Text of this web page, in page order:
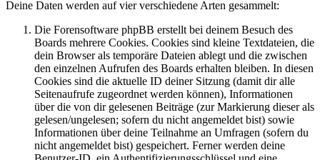
Deine Daten werden auf vier verschiedene Arten gesammelt:
Die Forensoftware phpBB erstellt bei deinem Besuch des
Boards mehrere Cookies. Cookies sind kleine Textdateien, die
dein Browser als temporäre Dateien ablegt und die zwischen
den einzelnen Aufrufen des Boards erhalten bleiben. In diesen
Cookies sind die aktuelle ID deiner Sitzung (damit dir alle
Seitenaufrufe zugeordnet werden können), Informationen
über die von dir gelesenen Beiträge (zur Markierung dieser als
gelesen/ungelesen; sofern du nicht angemeldet bist) sowie
Informationen über deine Teilnahme an Umfragen (sofern du
nicht angemeldet bist) gespeichert. Ferner werden deine